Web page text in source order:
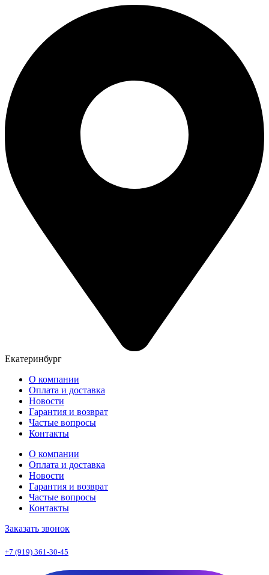
содержимому
Екатеринбург
О компании
Оплата и доставка
Новости
Гарантия и возврат
Частые вопросы
Контакты
О компании
Оплата и доставка
Новости
Гарантия и возврат
Частые вопросы
Контакты
Заказать звонок
+7 (919) 361-30-45